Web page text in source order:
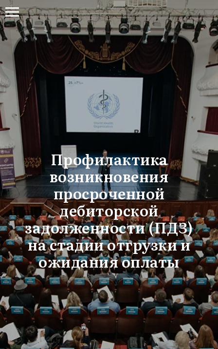
Профилактика
возникновения
просроченной
дебиторской
задолженности (ПДЗ)
на стадии отгрузки и
ожидания оплаты